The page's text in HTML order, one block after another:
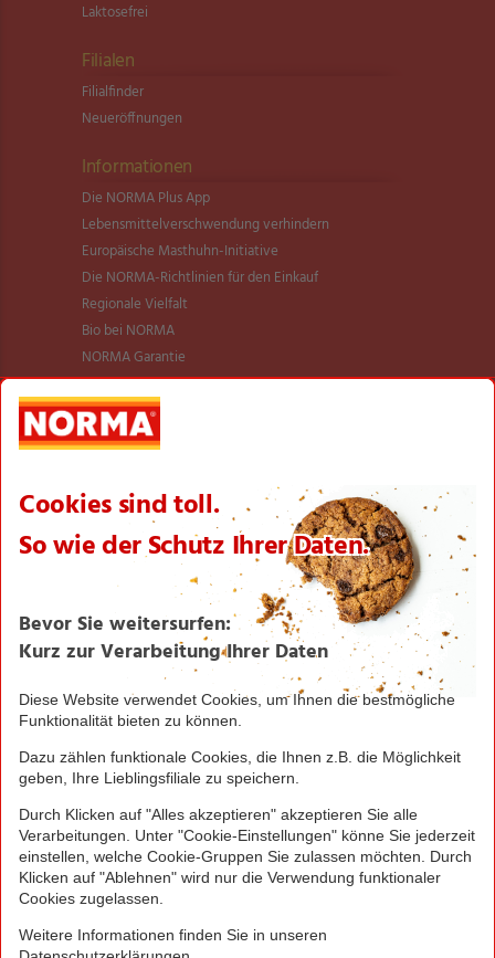
Laktosefrei
Filialen
Filialfinder
Neueröffnungen
Informationen
Die NORMA Plus App
Lebensmittel­verschwendung verhindern
Europäische Masthuhn-Initiative
Die NORMA-Richtlinien für den Einkauf
Regionale Vielfalt
Bio bei NORMA
NORMA Garantie
NORMA Qualität
Verantwortung
Aktionsartikel
Einkaufsliste
Zahlungsabwicklung
NORMA bei Facebook & Instagram
Barrierefreiheitserklärung
Unternehmen
Über NORMA
Organisation
International
Logistik
Filialnetz
Expansion
Karriere
Verantwortung/CSR
NORMA News
Imagebroschüre